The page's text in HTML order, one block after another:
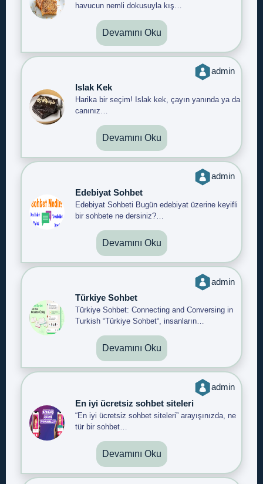
havucun nemli dokusuyla kış…
Devamını Oku
admin
Islak Kek
Harika bir seçim! Islak kek, çayın yanında ya da
canınız…
Devamını Oku
admin
Edebiyat Sohbet
Edebiyat Sohbeti Bugün edebiyat üzerine keyifli
bir sohbete ne dersiniz?…
Devamını Oku
admin
Türkiye Sohbet
Türkiye Sohbet: Connecting and Conversing in
Turkish “Türkiye Sohbet“, insanların…
Devamını Oku
admin
En iyi ücretsiz sohbet siteleri
“En iyi ücretsiz sohbet siteleri” arayışınızda, ne
tür bir sohbet…
Devamını Oku